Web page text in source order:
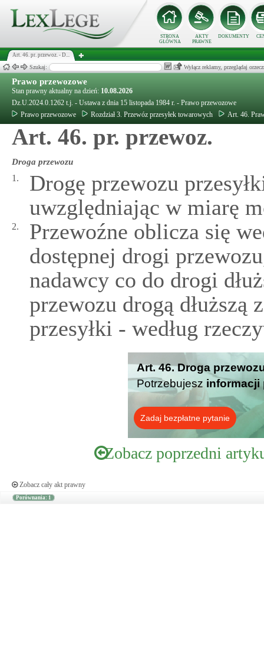
STRONA
GŁÓWNA
AKTY
PRAWNE
DOKUMENTY
Art. 46. pr. przewoz. - D...
Szukaj: Wyłącz reklamy, przeglądaj
Prawo przewozowe
Stan prawny aktualny na dzień: 10.08.2026
Dz.U.2024.0.1262 t.j. - Ustawa z dnia 15 listopada 1984 r. - Prawo przewozowe
Prawo przewozowe
Rozdział 3. Przewóz przesyłek towarowych Art. 46.
Art. 46. pr. przewoz.
Droga przewozu
1.
Drogę przewozu
uwzględniając w miarę
2.
Przewoźne oblicza się
dostępnej drogi
nadawcy co do drogi
przewozu drogą dłuższą
przesyłki - według
Art. 46. Droga
Potrzebujesz informacji
Zadaj bezpłatne pytanie
Zobacz poprzedni
Zobacz cały akt prawny
Porównania: 1